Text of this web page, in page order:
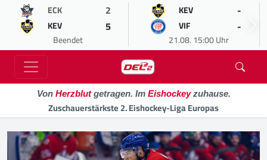
ECK 2
KEV 5
Beendet
KEV -
VIF -
21.08. 15:00 Uhr
Von Herzblutgetragen. Im Eishockeyzuhause.
Zuschauerstärkste 2. Eishockey-Liga Europas